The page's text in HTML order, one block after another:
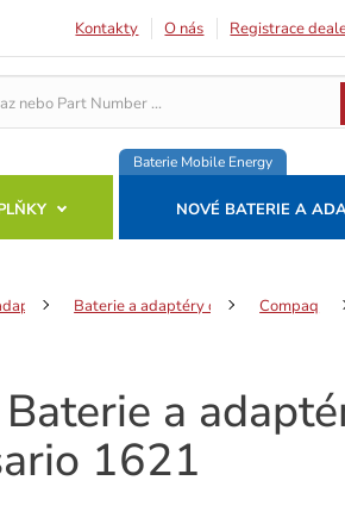
Kontakty O nás Registrace
Baterie Mobile Energy
NOVÉ BATERIE A
Baterie a adaptéry do notebooků
Compaq
a
1621